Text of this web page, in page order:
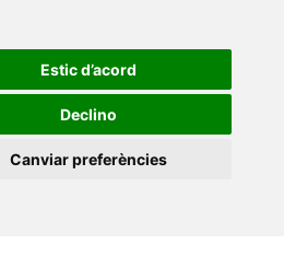
Estic d’acord
Declino
Canviar preferències
a Twitter